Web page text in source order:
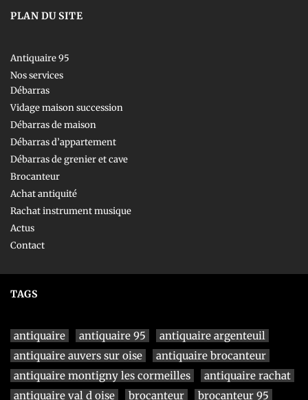
PLAN DU SITE
Antiquaire 95
Nos services
Débarras
Vidage maison succession
Débarras de maison
Débarras d’appartement
Débarras de grenier et cave
Brocanteur
Achat antiquité
Rachat instrument musique
Actus
Contact
TAGS
antiquaire antiquaire 95
antiquaire argenteuil
antiquaire auvers sur oise
antiquaire brocanteur
antiquaire montigny les cormeilles
antiquaire rachat
antiquaire val d oise
brocanteur brocanteur 95